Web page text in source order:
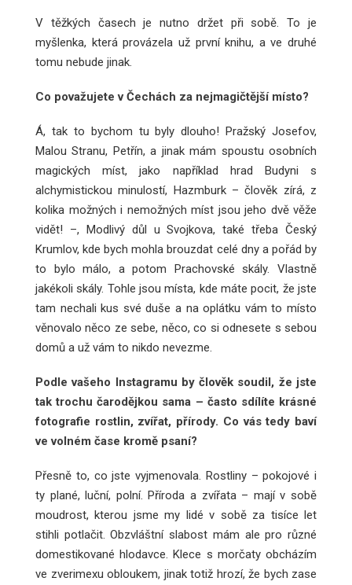
V těžkých časech je nutno držet při sobě. To je
myšlenka, která provázela už první knihu, a ve druhé
tomu nebude jinak.
Co považujete v Čechách za nejmagičtější místo?
Á, tak to bychom tu byly dlouho! Pražský Josefov,
Malou Stranu, Petřín, a jinak mám spoustu osobních
magických míst, jako například hrad Budyni s
alchymistickou minulostí, Hazmburk – člověk zírá, z
kolika možných i nemožných míst jsou jeho dvě věže
vidět! –, Modlivý důl u Svojkova, také třeba Český
Krumlov, kde bych mohla brouzdat celé dny a pořád by
to bylo málo, a potom Prachovské skály. Vlastně
jakékoli skály. Tohle jsou místa, kde máte pocit, že jste
tam nechali kus své duše a na oplátku vám to místo
věnovalo něco ze sebe, něco, co si odnesete s sebou
domů a už vám to nikdo nevezme.
Podle vašeho Instagramu by člověk soudil, že jste
tak trochu čarodějkou sama – často sdílíte krásné
fotografie rostlin, zvířat, přírody. Co vás tedy baví
ve volném čase kromě psaní?
Přesně to, co jste vyjmenovala. Rostliny – pokojové i
ty plané, luční, polní. Příroda a zvířata – mají v sobě
moudrost, kterou jsme my lidé v sobě za tisíce let
stihli potlačit. Obzvláštní slabost mám ale pro různé
domestikované hlodavce. Klece s morčaty obcházím
ve zverimexu obloukem, jinak totiž hrozí, že bych zase